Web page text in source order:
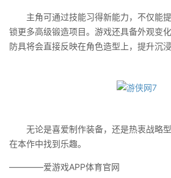
主角可通过技能习得新能力，不仅能提
锁更多高级锻造项目。游戏还具备外观变
防具将会直接反映在角色造型上，提升沉浸
无论是喜爱制作装备，还是热衷战略型
在本作中找到乐趣。
————爱游戏APP体育官网